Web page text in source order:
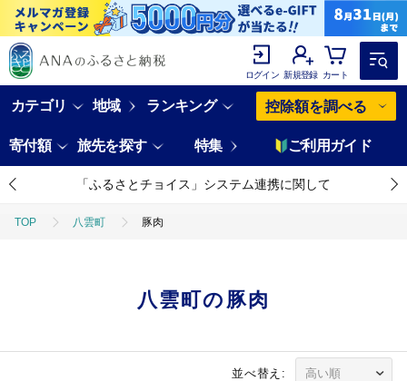
ログイン 新規登録 カート
カテゴリ 地域 ランキング 控除額を調べる
寄付額 旅先を探す 特集 ご利用ガイド
「ふるさとチョイス」システム連携に関して
TOP 八雲町 豚肉
八雲町の豚肉
並べ替え: